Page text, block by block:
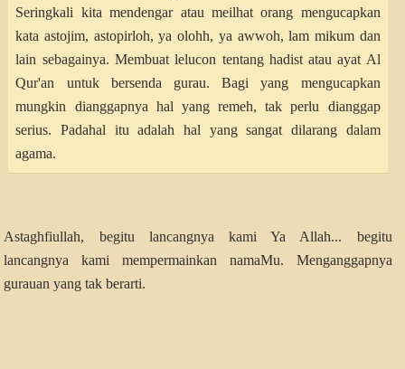
Seringkali kita mendengar atau meilhat orang mengucapkan
kata astojim, astopirloh, ya olohh, ya awwoh, lam mikum dan
lain sebagainya. Membuat lelucon tentang hadist atau ayat Al
Qur'an untuk bersenda gurau. Bagi yang mengucapkan
mungkin dianggapnya hal yang remeh, tak perlu dianggap
serius. Padahal itu adalah hal yang sangat dilarang dalam
agama.
Astaghfiullah, begitu lancangnya kami Ya Allah... begitu
lancangnya kami mempermainkan namaMu. Menganggapnya
gurauan yang tak berarti.